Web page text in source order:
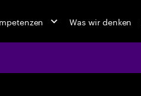
Was wir denken